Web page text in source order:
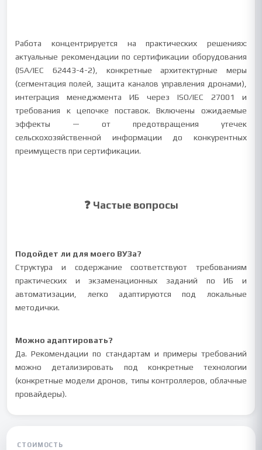
Работа концентрируется на практических решениях:
актуальные рекомендации по сертификации оборудования
(ISA/IEC 62443-4-2), конкретные архитектурные меры
(сегментация полей, защита каналов управления дронами),
интеграция менеджмента ИБ через ISO/IEC 27001 и
требования к цепочке поставок. Включены ожидаемые
эффекты — от предотвращения утечек
сельскохозяйственной информации до конкурентных
преимуществ при сертификации.
❓ Частые вопросы
Подойдет ли для моего ВУЗа?
Структура и содержание соответствуют требованиям
практических и экзаменационных заданий по ИБ и
автоматизации, легко адаптируются под локальные
методички.
Можно адаптировать?
Да. Рекомендации по стандартам и примеры требований
можно детализировать под конкретные технологии
(конкретные модели дронов, типы контроллеров, облачные
провайдеры).
СТОИМОСТЬ